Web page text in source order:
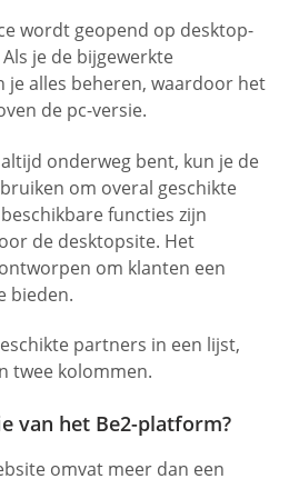
wordt geopend op desktop-
je de bijgewerkte
je alles beheren, waardoor het
de pc-versie.
onderweg bent, kun je de
om overal geschikte
functies zijn
de desktopsite. Het
om klanten een
bieden.
partners in een lijst,
twee kolommen.
van het Be2-platform?
omvat meer dan een